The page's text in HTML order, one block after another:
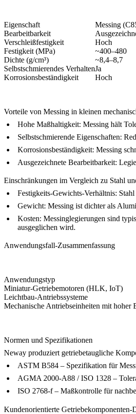
Eigenschaft Messing
Bearbeitbarkeit
Verschleißfestigkeit
Hoch
Festigkeit (MPa)
~400–480
Dichte (g/cm³)
~8,4–8,7
Selbstschmierendes VerhaltenJa
Korrosionsbeständigkeit
Hoch
Vorteile von Messing in kleinen
Hohe Maßhaltigkeit: Messing hält
Selbstschmierende Eigenschaften:
Korrosionsbeständigkeit: Messing
Ausgezeichnete Bearbeitbarkeit:
Einschränkungen im Vergleich zu Stahl
Festigkeits-Gewichts-Verhältnis:
Gewicht: Messing ist dichter als
Kosten: Messinglegierungen sind
ausgeglichen wird.
Anwendungsfall-Zusammenfassung
Anwendungstyp
Miniatur-Getriebemotoren (HLK, IoT)
Leichtbau-Antriebssysteme
Mechanische Antriebseinheiten mit hoher
Normen und Spezifikationen
Neway produziert getriebetaugliche
ASTM B584 – Spezifikation für
AGMA 2000-A88 / ISO 1328 –
ISO 2768-f– Maßkontrolle für
Kundenorientierte Getriebekomponenten-